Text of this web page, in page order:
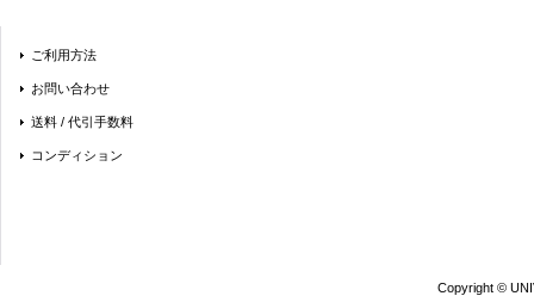
ご利用方法
お問い合わせ
送料 / 代引手数料
コンディション
Copyright ©